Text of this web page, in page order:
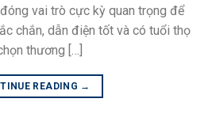
vai trò cực kỳ quan trọng để
chắn, dẫn điện tốt và có tuổi thọ
thương […]
READING →